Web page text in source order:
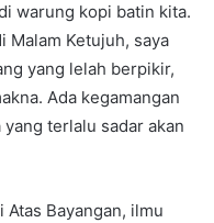
warung kopi batin kita.
Malam Ketujuh, saya
yang lelah berpikir,
Ada kegamangan
terlalu sadar akan
Bayangan, ilmu